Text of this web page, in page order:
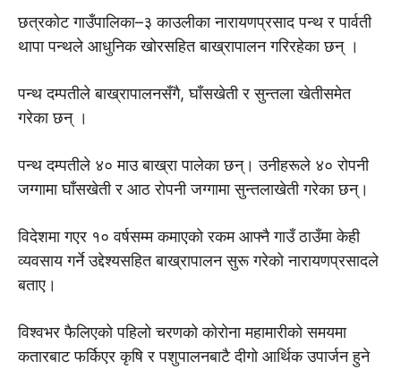
छत्रकोट गाउँपालिका–३ काउलीका नारायणप्रसाद पन्थ र पार्वती
थापा पन्थले आधुनिक खोरसहित बाख्रापालन गरिरहेका छन् ।
पन्थ दम्पतीले बाख्रापालनसँगै, घाँसखेती र सुन्तला खेतीसमेत
गरेका छन् ।
पन्थ दम्पतीले ४० माउ बाख्रा पालेका छन्। उनीहरूले ४० रोपनी
जग्गामा घाँसखेती र आठ रोपनी जग्गामा सुन्तलाखेती गरेका छन्।
विदेशमा गएर १० वर्षसम्म कमाएको रकम आफ्नै गाउँ ठाउँमा केही
व्यवसाय गर्ने उद्देश्यसहित बाख्रापालन सुरू गरेको नारायणप्रसादले
बताए।
विश्वभर फैलिएको पहिलो चरणको कोरोना महामारीको समयमा
कतारबाट फर्किएर कृषि र पशुपालनबाटै दीगो आर्थिक उपार्जन हुने